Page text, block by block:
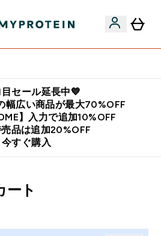
セール延長中💙
幅広い商品が最大70%OFF
】入力で追加10%OFF
品は追加20%OFF
今すぐ購入
ート